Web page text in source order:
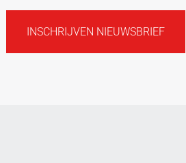
INSCHRIJVEN NIEUWSBRIEF